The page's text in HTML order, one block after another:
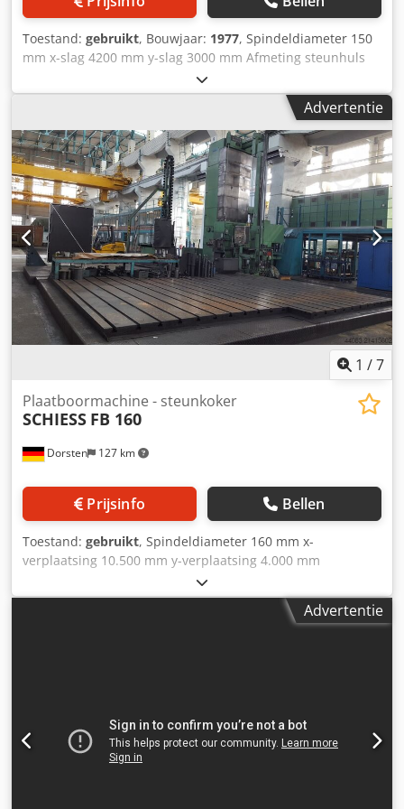
Toestand: gebruikt, Bouwjaar: 1977, Spindeldiameter 150
mm x-slag 4200 mm y-slag 3000 mm Afmeting steunhuls
380x380 mm Steunhuls: horizontale verplaatsing 500 mm
Spindelslag 1200 mm Dwarsloperdiameter 780 mm
Dwarsloper slag 250 mm Boortafel: Defum Type S-1600
Tafelafmeting 1500x1500 mm Tafelverplaatsing 1100 mm
Serienummer: 6749 Optioneel: Platenveld De technische
gegevens zijn afkomstig van de fabrikant of operator en
zijn daarom voor ons niet bindend. Tussentijdse verkoop
voorbehouden; uitsluitend onze algemene verkoop- en
leveringsvoorwaarden zijn van toepassing. Over ons
Cedpfxoyuttxo Alisha meer dan 400 eigen machines op
voorraad over 15.000 m² opslagruimte, hijscapaciteit 70 t
meer dan 10.000 accessoires voor uw werkplaats
beschikbaar Wilt u machines, productielijnen of uw bedrijf
verkopen, neem dan contact met ons op. Meer
aanbiedingen vindt u op onze website. Bezichtigen is
mogelijk na overleg. Wij kijken uit naar uw bezoek. Uw
Advertentie
1 /7
Dorsten 127 km
Plaatboormachine - steunkoker
SCHIESS FB 160
Prijsinfo Bellen
Toestand: gebruikt, Spindeldiameter 160 mm x-
verplaatsing 10.500 mm y-verplaatsing 4.000 mm
Spindelopname ISO 50 z-verplaatsing 950 mm Toerental
3,15–1.000 t/min Aantal versnellingsstappen 4
Spindelvermogen 58 kW Balg 340x400 mm w-verplaatsing
vrijblijvend. Tussentijdse verkoop voorbehouden;
uitsluitende toepassing van onze algemene voorwaarden
voor koop en verkoop. Over ons Meer dan 400 eigen
Advertentie